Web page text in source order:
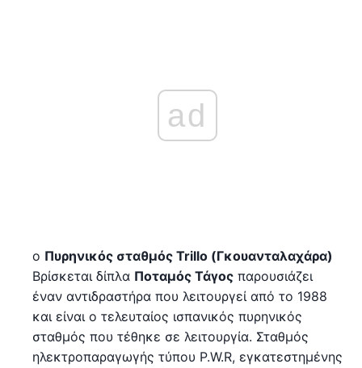
ad
ο Πυρηνικός σταθμός Trillo (Γκουανταλαχάρα)
Βρίσκεται δίπλα Ποταμός Τάγος παρουσιάζει
έναν αντιδραστήρα που λειτουργεί από το 1988
και είναι ο τελευταίος ισπανικός πυρηνικός
σταθμός που τέθηκε σε λειτουργία. Σταθμός
ηλεκτροπαραγωγής τύπου P.W.R, εγκατεστημένης